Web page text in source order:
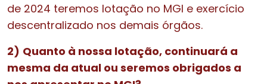
de 2024 teremos lotação no MGI e exercício
descentralizado nos demais órgãos.
2) Quanto à nossa lotação, continuará a
mesma da atual ou seremos obrigados a